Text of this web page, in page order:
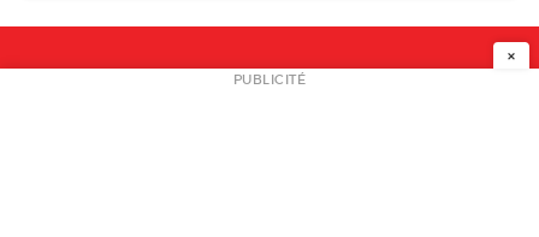
NEWSLETTER
×
PUBLICITÉ